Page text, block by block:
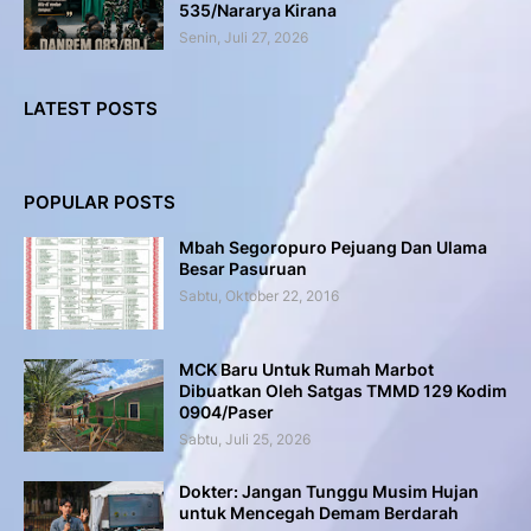
535/Nararya Kirana
Senin, Juli 27, 2026
LATEST POSTS
POPULAR POSTS
Mbah Segoropuro Pejuang Dan Ulama
Besar Pasuruan
Sabtu, Oktober 22, 2016
MCK Baru Untuk Rumah Marbot
Dibuatkan Oleh Satgas TMMD 129 Kodim
0904/Paser
Sabtu, Juli 25, 2026
Dokter: Jangan Tunggu Musim Hujan
untuk Mencegah Demam Berdarah